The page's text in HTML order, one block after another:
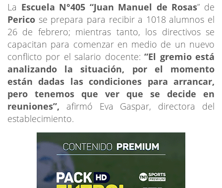
La Escuela N°405 “Juan Manuel de Rosas” de
Perico se prepara para recibir a 1018 alumnos el
26 de febrero; mientras tanto, los directivos se
capacitan para comenzar en medio de un nuevo
conflicto por el salario docente: “El gremio está
analizando la situación, por el momento
están dadas las condiciones para arrancar,
pero tenemos que ver que se decide en
reuniones”, afirmó Eva Gaspar, directora del
establecimiento.